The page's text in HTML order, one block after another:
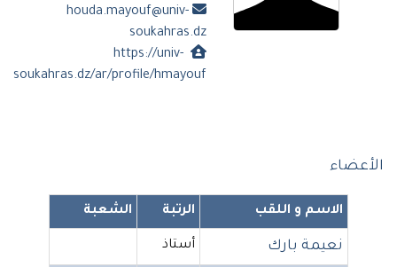
houda.mayouf@univ-
soukahras.dz
https://univ-
soukahras.dz/ar/profile/hmayouf
الأعضاء
الاسم و اللقب الرتبة الشعبة
نعيمة بارك أستاذ